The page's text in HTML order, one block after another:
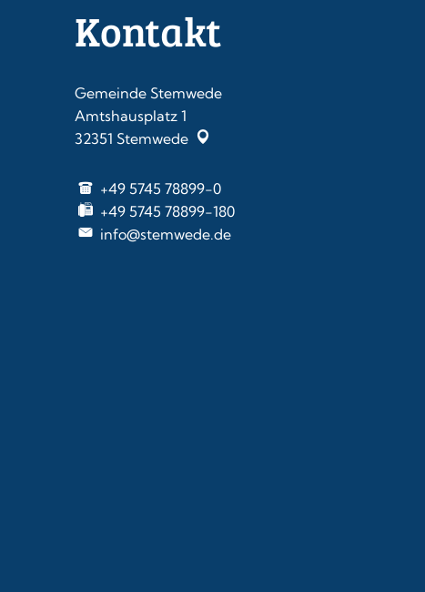
Kontakt
Gemeinde Stemwede
Amtshausplatz 1
32351 Stemwede
+49 5745 78899-0
+49 5745 78899-180
info@stemwede.de